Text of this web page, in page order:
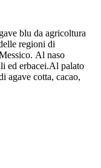
blu da agricoltura
regioni di
Al naso
ed erbacei.Al palato
agave cotta, cacao,